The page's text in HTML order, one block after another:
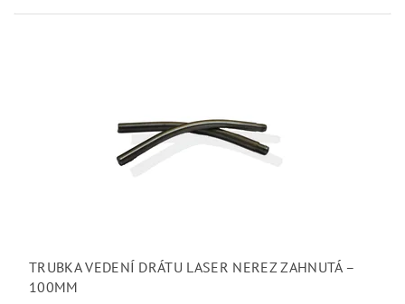
TRUBKA VEDENÍ DRÁTU LASER NEREZ ZAHNUTÁ –
100MM